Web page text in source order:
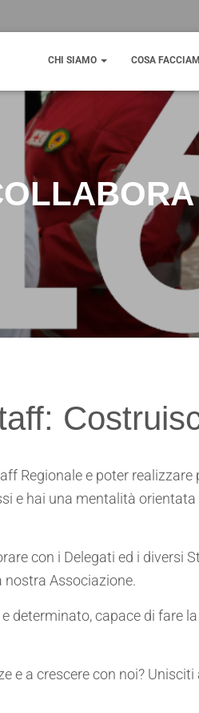
CHI SIAMO
COSA
Regionale e poter
e hai una mentalità
con i Delegati ed i diversi
Associazione.
determinato, capace di fare
e a crescere con noi?